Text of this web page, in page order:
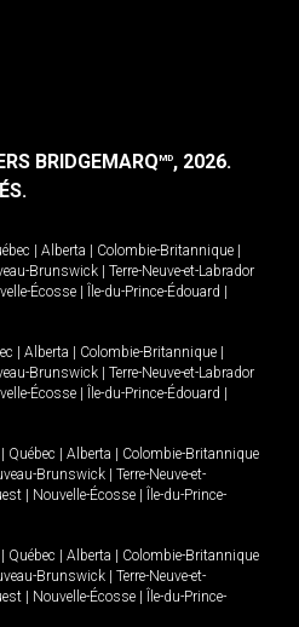
BRIDGEMARQMD, 2026.
Alberta Colombie-Britannique
Brunswick
Terre-Neuve-et-Labrador
Écosse Île-du-Prince-Édouard
Alberta Colombie-Britannique
Brunswick
Terre-Neuve-et-Labrador
Écosse Île-du-Prince-Édouard
Québec Alberta
Colombie-Britannique
Brunswick
Terre-Neuve-et-
Nouvelle-Écosse
Île-du-Prince-
Québec Alberta
Colombie-Britannique
Brunswick
Terre-Neuve-et-
Nouvelle-Écosse
Île-du-Prince-